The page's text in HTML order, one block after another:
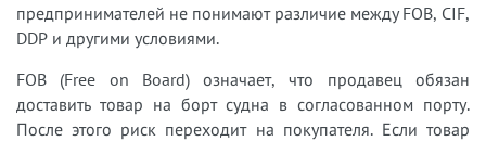
предпринимателей не понимают различие между FOB, CIF,
DDP и другими условиями.
FOB (Free on Board) означает, что продавец обязан
доставить товар на борт судна в согласованном порту.
После этого риск переходит на покупателя. Если товар